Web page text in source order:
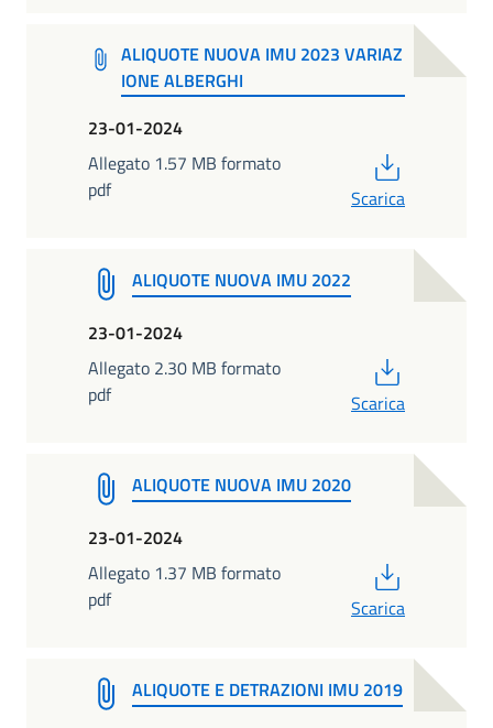
ALIQUOTE NUOVA IMU 2023 VARIAZ
IONE ALBERGHI
23-01-2024
Allegato 1.57 MB formato
pdf
Scarica
ALIQUOTE NUOVA IMU 2022
23-01-2024
Allegato 2.30 MB formato
pdf
Scarica
ALIQUOTE NUOVA IMU 2020
23-01-2024
Allegato 1.37 MB formato
pdf
Scarica
ALIQUOTE E DETRAZIONI IMU 2019